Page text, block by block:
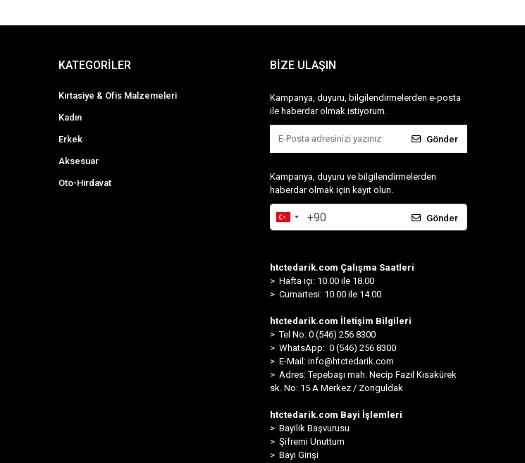
KATEGORİLER
Kırtasiye & Ofis Malzemeleri
Kadın
Erkek
Aksesuar
Oto-Hırdavat
BİZE ULAŞIN
Kampanya, duyuru, bilgilendirmelerden e-posta
ile haberdar olmak istiyorum.
Gönder
Kampanya, duyuru ve bilgilendirmelerden
haberdar olmak için kayıt olun.
Gönder
htctedarik.com Çalışma Saatleri
> Hafta içi: 10.00 ile 18.00
> Cumartesi: 10.00 ile 14.00
htctedarik.com İletişim Bilgileri
> Tel No: 0 (546) 256 8300
> WhatsApp: 0 (546) 256 8300
> E-Mail: info@htctedarik.com
> Adres: Tepebaşı mah. Necip Fazıl Kısakürek
sk. No: 15 A Merkez / Zonguldak
htctedarik.com Bayi İşlemleri
> Bayilik Başvurusu
> Şifremi Unuttum
> Bayi Girişi